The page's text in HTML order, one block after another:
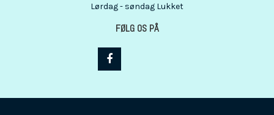
Lørdag - søndag Lukket
FØLG OS PÅ